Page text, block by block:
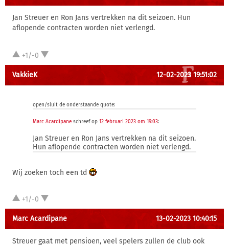
Jan Streuer en Ron Jans vertrekken na dit seizoen. Hun
aflopende contracten worden niet verlengd.
+1/-0
VakkieK 12-02-2023 19:51:02
open/sluit de onderstaande quote:
Marc Acardipane schreef op 12 februari 2023 om 19:03:
Jan Streuer en Ron Jans vertrekken na dit seizoen.
Hun aflopende contracten worden niet verlengd.
Wij zoeken toch een td
+1/-0
Marc Acardipane 13-02-2023 10:40:15
Streuer gaat met pensioen, veel spelers zullen de club ook